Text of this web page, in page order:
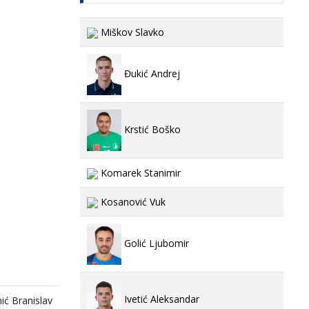
Branislav
Miškov Slavko
Đukić Andrej
Krstić Boško
Komarek Stanimir
Kosanović Vuk
Golić Ljubomir
Ivetić Aleksandar